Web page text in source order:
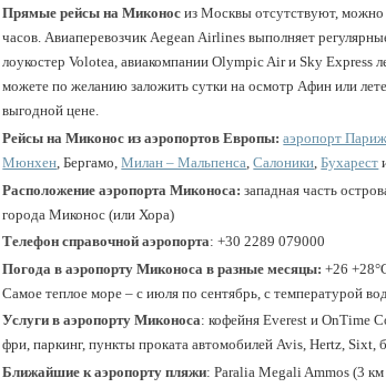
Прямые рейсы на Миконосиз Москвы отсутствуют, можно
часов. Авиаперевозчик Aegean Airlines выполняет
лоукостер Volotea, авиакомпании Olympic Air и Sky
можете по желанию заложить сутки на осмотр Афин или
выгодной цене.
Рейсы на Миконос из аэропортов Европы:аэропорт
Мюнхен , Бергамо,Милан – Мальпенса ,Салоники ,Бухарест
Расположение аэропорта Миконоса: западная часть
города Миконос (или Хора)
Телефон справочной аэропорта: +30 2289 079000
Погода в аэропорту Миконоса в разные месяцы: +26
Самое теплое море – с июля по сентябрь, с температурой
Услуги в аэропорту Миконоса: кофейня Everest и OnTime
фри, паркинг, пункты проката автомобилей Avis, Hertz,
Ближайшие к аэропорту пляжи: Paralia Megali Ammos (3